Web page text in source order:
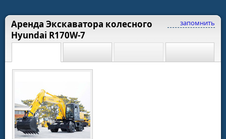
запомнить
Аренда Экскаватора колесного
Hyundai R170W-7